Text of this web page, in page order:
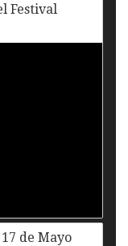
Festival
de Mayo